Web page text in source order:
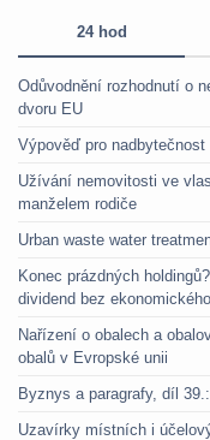
24 hod
Odůvodnění rozhodnutí o
dvoru EU
Výpověď pro nadbytečnost
Užívání nemovitosti ve
manželem rodiče
Urban waste water
Konec prázdných
dividend bez
Nařízení o obalech a
obalů v Evropské unii
Byznys a paragrafy, díl
Uzavírky místních i